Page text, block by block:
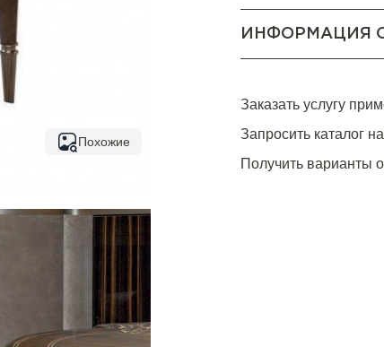
Похожие
ИНФОРМАЦИЯ
Заказать услугу
Запросить каталог
Получить варианты